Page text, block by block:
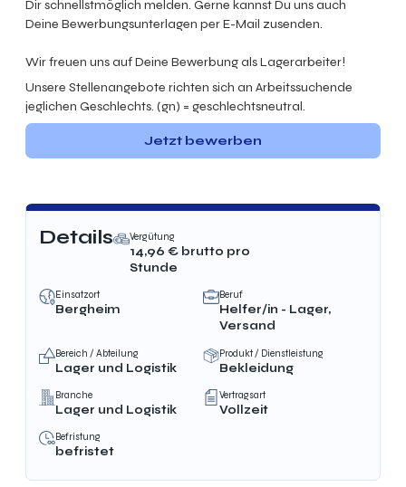
Dir schnellstmöglich melden. Gerne kannst Du uns auch
Deine Bewerbungsunterlagen per E-Mail zusenden.
Wir freuen uns auf Deine Bewerbung als Lagerarbeiter!
Unsere Stellenangebote richten sich an Arbeitssuchende
jeglichen Geschlechts. (gn) = geschlechtsneutral.
Jetzt bewerben
Details Vergütung
14,96 € brutto pro
Stunde
Einsatzort
Bergheim
Beruf
Helfer/in - Lager,
Versand
Bereich / Abteilung
Lager und Logistik
Produkt / Dienstleistung
Bekleidung
Branche
Lager und Logistik
Vertragsart
Vollzeit
Befristung
befristet